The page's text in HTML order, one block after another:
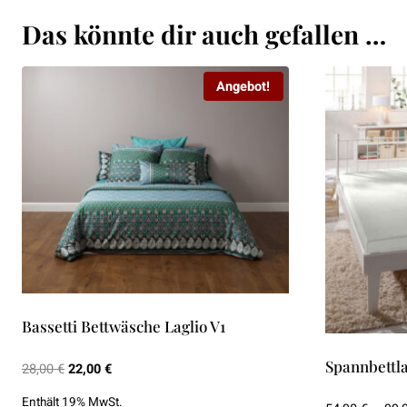
Das könnte dir auch gefallen …
Angebot!
Bassetti Bettwäsche Laglio V1
28,00€Ursprünglicher
22,00€Aktueller
Enthält 19% MwSt.